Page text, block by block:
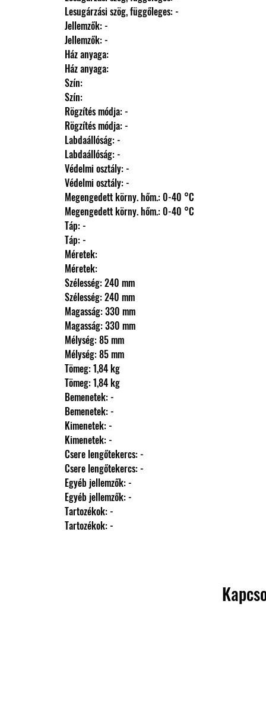
                Lesugárzási szög, függőleges: -
                Jellemzők: -
                Jellemzők: -
                Ház anyaga:
                Ház anyaga:
                Szín:
                Szín:
                Rögzítés módja: -
                Rögzítés módja: -
                Labdaállóság: -
                Labdaállóság: -
                Védelmi osztály: -
                Védelmi osztály: -
                Megengedett körny. hőm.: 0-40 °C
                Megengedett körny. hőm.: 0-40 °C
                Táp: -
                Táp: -
                Méretek:
                Méretek:
                Szélesség: 240 mm
                Szélesség: 240 mm
                Magasság: 330 mm
                Magasság: 330 mm
                Mélység: 85 mm
                Mélység: 85 mm
                Tömeg: 1,84 kg
                Tömeg: 1,84 kg
                Bemenetek: -
                Bemenetek: -
                Kimenetek: -
                Kimenetek: -
                Csere lengőtekercs: -
                Csere lengőtekercs: -
                Egyéb jellemzők: -
                Egyéb jellemzők: -
                Tartozékok: -
                Tartozékok: -